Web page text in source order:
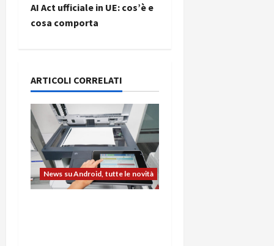
i
z
i
o
n
e
AI Act ufficiale in UE: cos’è e
cosa comporta
ARTICOLI CORRELATI
News su Android, tutte le novità